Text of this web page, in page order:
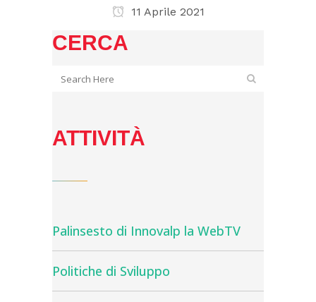
11 Aprile 2021
CERCA
ATTIVITÀ
Palinsesto di Innovalp la WebTV
Politiche di Sviluppo